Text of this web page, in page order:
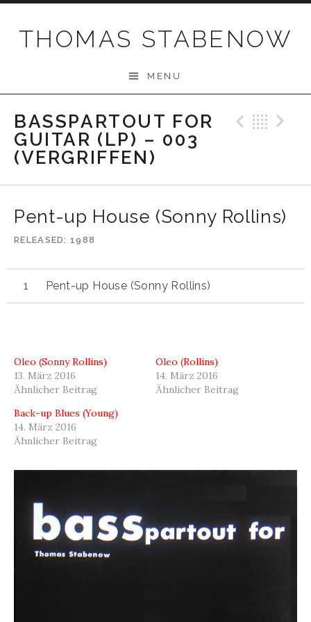
THOMAS STABENOW
MENU
BASSPARTOUT FOR
GUITAR (LP) – 003
(VERGRIFFEN)
Pent-up House (Sonny Rollins)
RELEASED 1988
Pent-up House (Sonny Rollins)
Oleo (Sonny Rollins)
13. März 2016
Ähnlicher Beitrag
Oleo (Rollins)
14. März 2016
Ähnlicher Beitrag
Back-up Blues (Young)
14. März 2016
Ähnlicher Beitrag